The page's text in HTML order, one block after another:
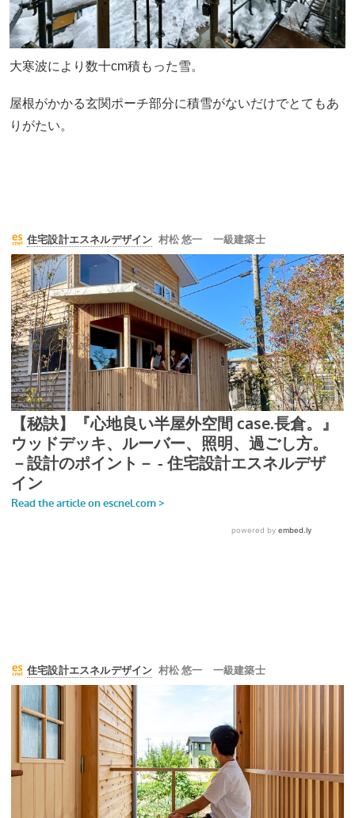
大寒波により数十cm積もった雪。
屋根がかかる玄関ポーチ部分に積雪がないだけでとてもあ
りがたい。